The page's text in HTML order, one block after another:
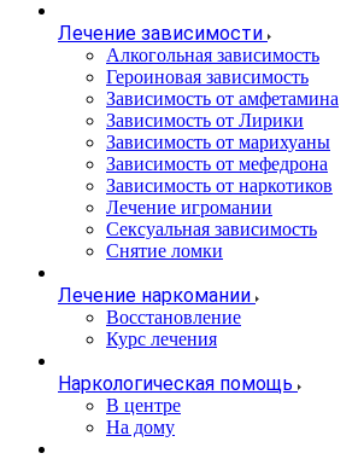
Лечение зависимости
Алкогольная зависимость
Героиновая зависимость
Зависимость от амфетамина
Зависимость от Лирики
Зависимость от марихуаны
Зависимость от мефедрона
Зависимость от наркотиков
Лечение игромании
Сексуальная зависимость
Снятие ломки
Лечение наркомании
Восстановление
Курс лечения
Наркологическая помощь
В центре
На дому